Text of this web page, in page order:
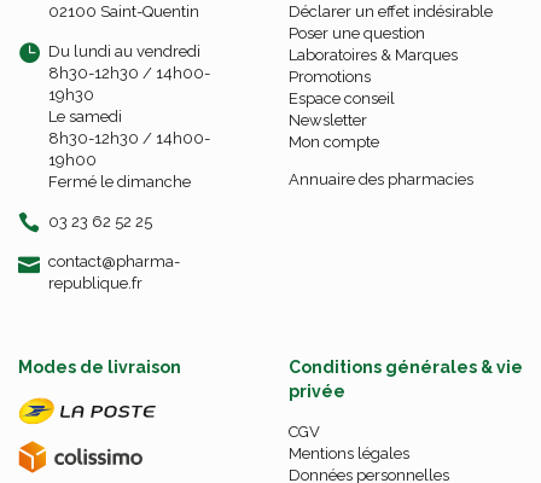
02100 Saint-Quentin
Du lundi au vendredi
8h30-12h30 / 14h00-
19h30
Le samedi
8h30-12h30 / 14h00-
19h00
Fermé le dimanche
03 23 62 52 25
contact-
@-
pharma-
republique.fr
Déclarer un effet indésirable
Poser une question
Laboratoires & Marques
Promotions
Espace conseil
Newsletter
Mon compte
Annuaire des pharmacies
Modes de livraison
Conditions générales & vie
privée
CGV
Mentions légales
Données personnelles